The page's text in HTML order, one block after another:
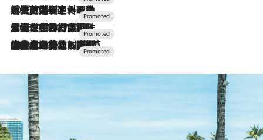
2026.7.24
【夏限定ディナーコース】旬を迎える稚鮎や花ズッキーニなどをイタリア・トスカーナの郷土料理の手法で満喫！
2026.7.17
「土佐和ハーブかき氷」がOMO7高知に登場！生姜、山椒、大葉など目にも舌にも涼を呼ぶ郷土の味
2026.7.10
NEW OPEN！【界 草津】名湯の地に誕生。趣の異なる2種の温泉と上州ならではの会席・蕎麦割烹など美食を味わう究極の癒やし旅